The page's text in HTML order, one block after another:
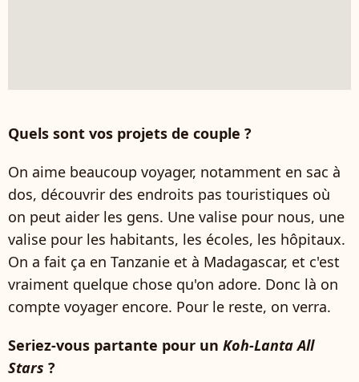
Quels sont vos projets de couple ?
On aime beaucoup voyager, notamment en sac à
dos, découvrir des endroits pas touristiques où
on peut aider les gens. Une valise pour nous, une
valise pour les habitants, les écoles, les hôpitaux.
On a fait ça en Tanzanie et à Madagascar, et c'est
vraiment quelque chose qu'on adore. Donc là on
compte voyager encore. Pour le reste, on verra.
Seriez-vous partante pour un Koh-Lanta All
Stars ?